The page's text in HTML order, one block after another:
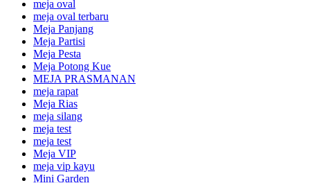
meja oval
meja oval terbaru
Meja Panjang
Meja Partisi
Meja Pesta
Meja Potong Kue
MEJA PRASMANAN
meja rapat
Meja Rias
meja silang
meja test
meja test
Meja VIP
meja vip kayu
Mini Garden